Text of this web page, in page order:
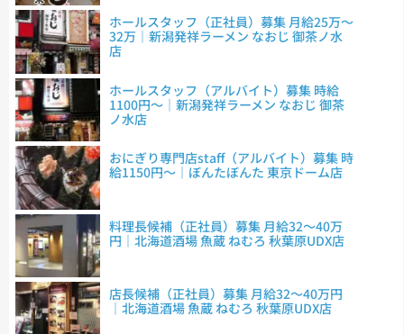
ホールスタッフ（正社員）募集 月給25万～
32万｜新潟発祥ラーメン なおじ 御茶ノ水
店
ホールスタッフ（アルバイト）募集 時給
1100円～｜新潟発祥ラーメン なおじ 御茶
ノ水店
おにぎり専門店staff（アルバイト）募集 時
給1150円～｜ぼんたぼんた 東京ドーム店
料理長候補（正社員）募集 月給32～40万
円｜北海道酒場 魚蔵 ねむろ 秋葉原UDX店
店長候補（正社員）募集 月給32～40万円
｜北海道酒場 魚蔵 ねむろ 秋葉原UDX店